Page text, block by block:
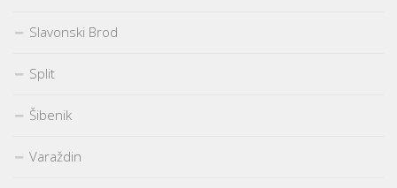
Slavonski Brod
Split
Šibenik
Varaždin